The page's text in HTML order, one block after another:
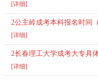
[详细]
2公主岭成考本科报名时间
[详细]
2长春理工大学成考大专具
[详细]